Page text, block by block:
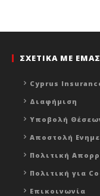
ΣΧΕΤΙΚΑ ΜΕ ΕΜΑΣ
Cyprus
Διαφήμιση
Υποβολή
Αποστολή
Πολιτική
Πολιτική για
Επικοινωνία